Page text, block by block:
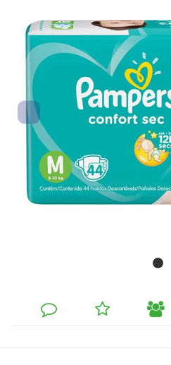
DEIXE
COMENTÁRIO
MINHA
LISTA
INDIQUE